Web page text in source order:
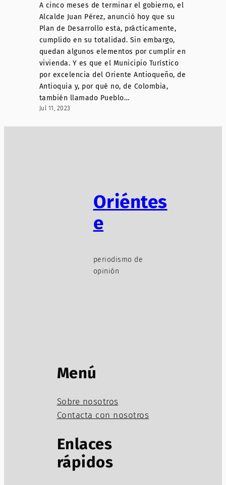
A cinco meses de terminar el gobierno, el
Alcalde Juan Pérez, anunció hoy que su
Plan de Desarrollo esta, prácticamente,
cumplido en su totalidad. Sin embargo,
quedan algunos elementos por cumplir en
vivienda. Y es que el Municipio Turístico
por excelencia del Oriente Antioqueño, de
Antioquia y, por qué no, de Colombia,
también llamado Pueblo…
Jul 11, 2023
Oriéntes
e
periodismo de
opinión
Menú
Sobre nosotros
Contacta con nosotros
Enlaces
rápidos